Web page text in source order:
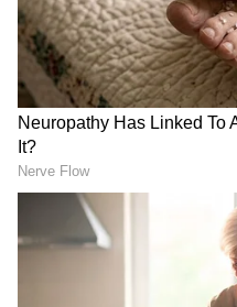
ತಜ್ಞರ ಮಾತುಗಳು,
ನ್ಯೂಸ್‌ ಸಿಗುವ ಏಕೈಕ
ನ್ಯೂಸ್‌. ಹೊಸಗ್ಯಾಜೆಟ್‌
ಸ್ಟಾರ್ಟ್‌ಅಪ್‌ಗಳು
ಟೆಕ್‌ ಪಾಲಿಸಿ ಯಾವುದು?
ಸಿಗಲಿದೆ. ಟೆಕ್‌
ವಿಡಿಯೋಗಳು ಕೂಡ